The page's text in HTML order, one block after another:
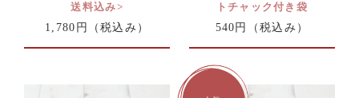
送料込み>
1,780円
（税込み）
トチャック付き袋
540円
（税込み）